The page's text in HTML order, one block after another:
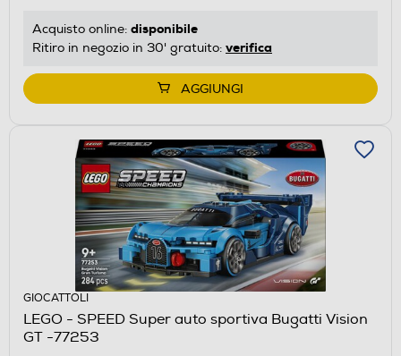
Acquisto online: disponibile
Ritiro in negozio in 30' gratuito: verifica
AGGIUNGI
GIOCATTOLI
LEGO - SPEED Super auto sportiva Bugatti Vision
GT -77253